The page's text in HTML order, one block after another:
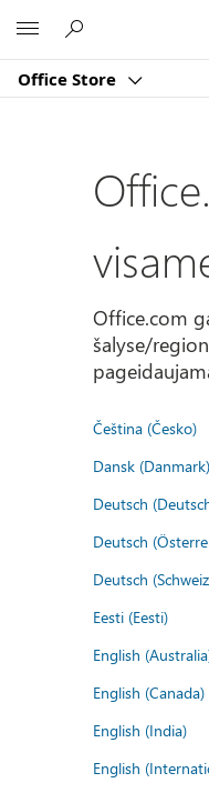
Office Store
Office.com
šalyse/
Čeština (Česko)
Dansk (Danmark)
Deutsch
Deutsch
Deutsch
Eesti (Eesti)
English
English (Canada)
English (India)
English